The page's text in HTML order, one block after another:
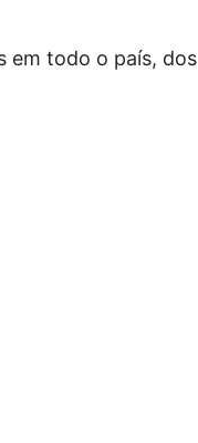
em todo o país, dos